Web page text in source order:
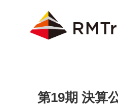
第19期 決算